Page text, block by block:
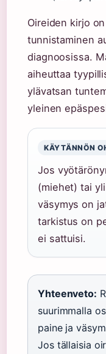
Oireiden kirjo
tunnistaminen
diagnoosissa.
aiheuttaa
ylävatsan
yleinen
KÄYTÄNNÖN
Jos
(miehet) tai
väsymys on
tarkistus on
ei sattuisi.
Yhteenveto:
suurimmalla
paine ja
Jos tällaisia